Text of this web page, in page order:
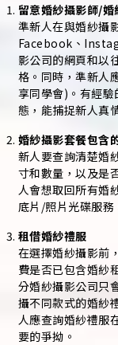
留意婚紗攝影師/
準新人在與婚紗攝
Facebook、
影公司的網頁和以
格。同時，準新人
享同學會)。有經
態，能捕捉新人真
婚紗攝影套餐包含
新人要查詢清楚婚
寸和數量，以及是
人會想取回所有婚
底片/照片光碟服務
租借婚紗禮服
在選擇婚紗攝影前
費是否已包含婚紗
分婚紗攝影公司只
攝不同款式的婚紗
人應查詢婚紗禮服
要的爭拗。